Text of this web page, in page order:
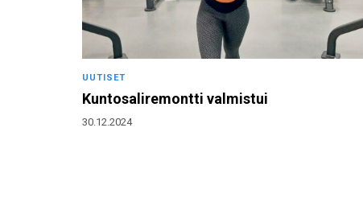
UUTISET
Kuntosaliremontti valmistui
30.12.2024